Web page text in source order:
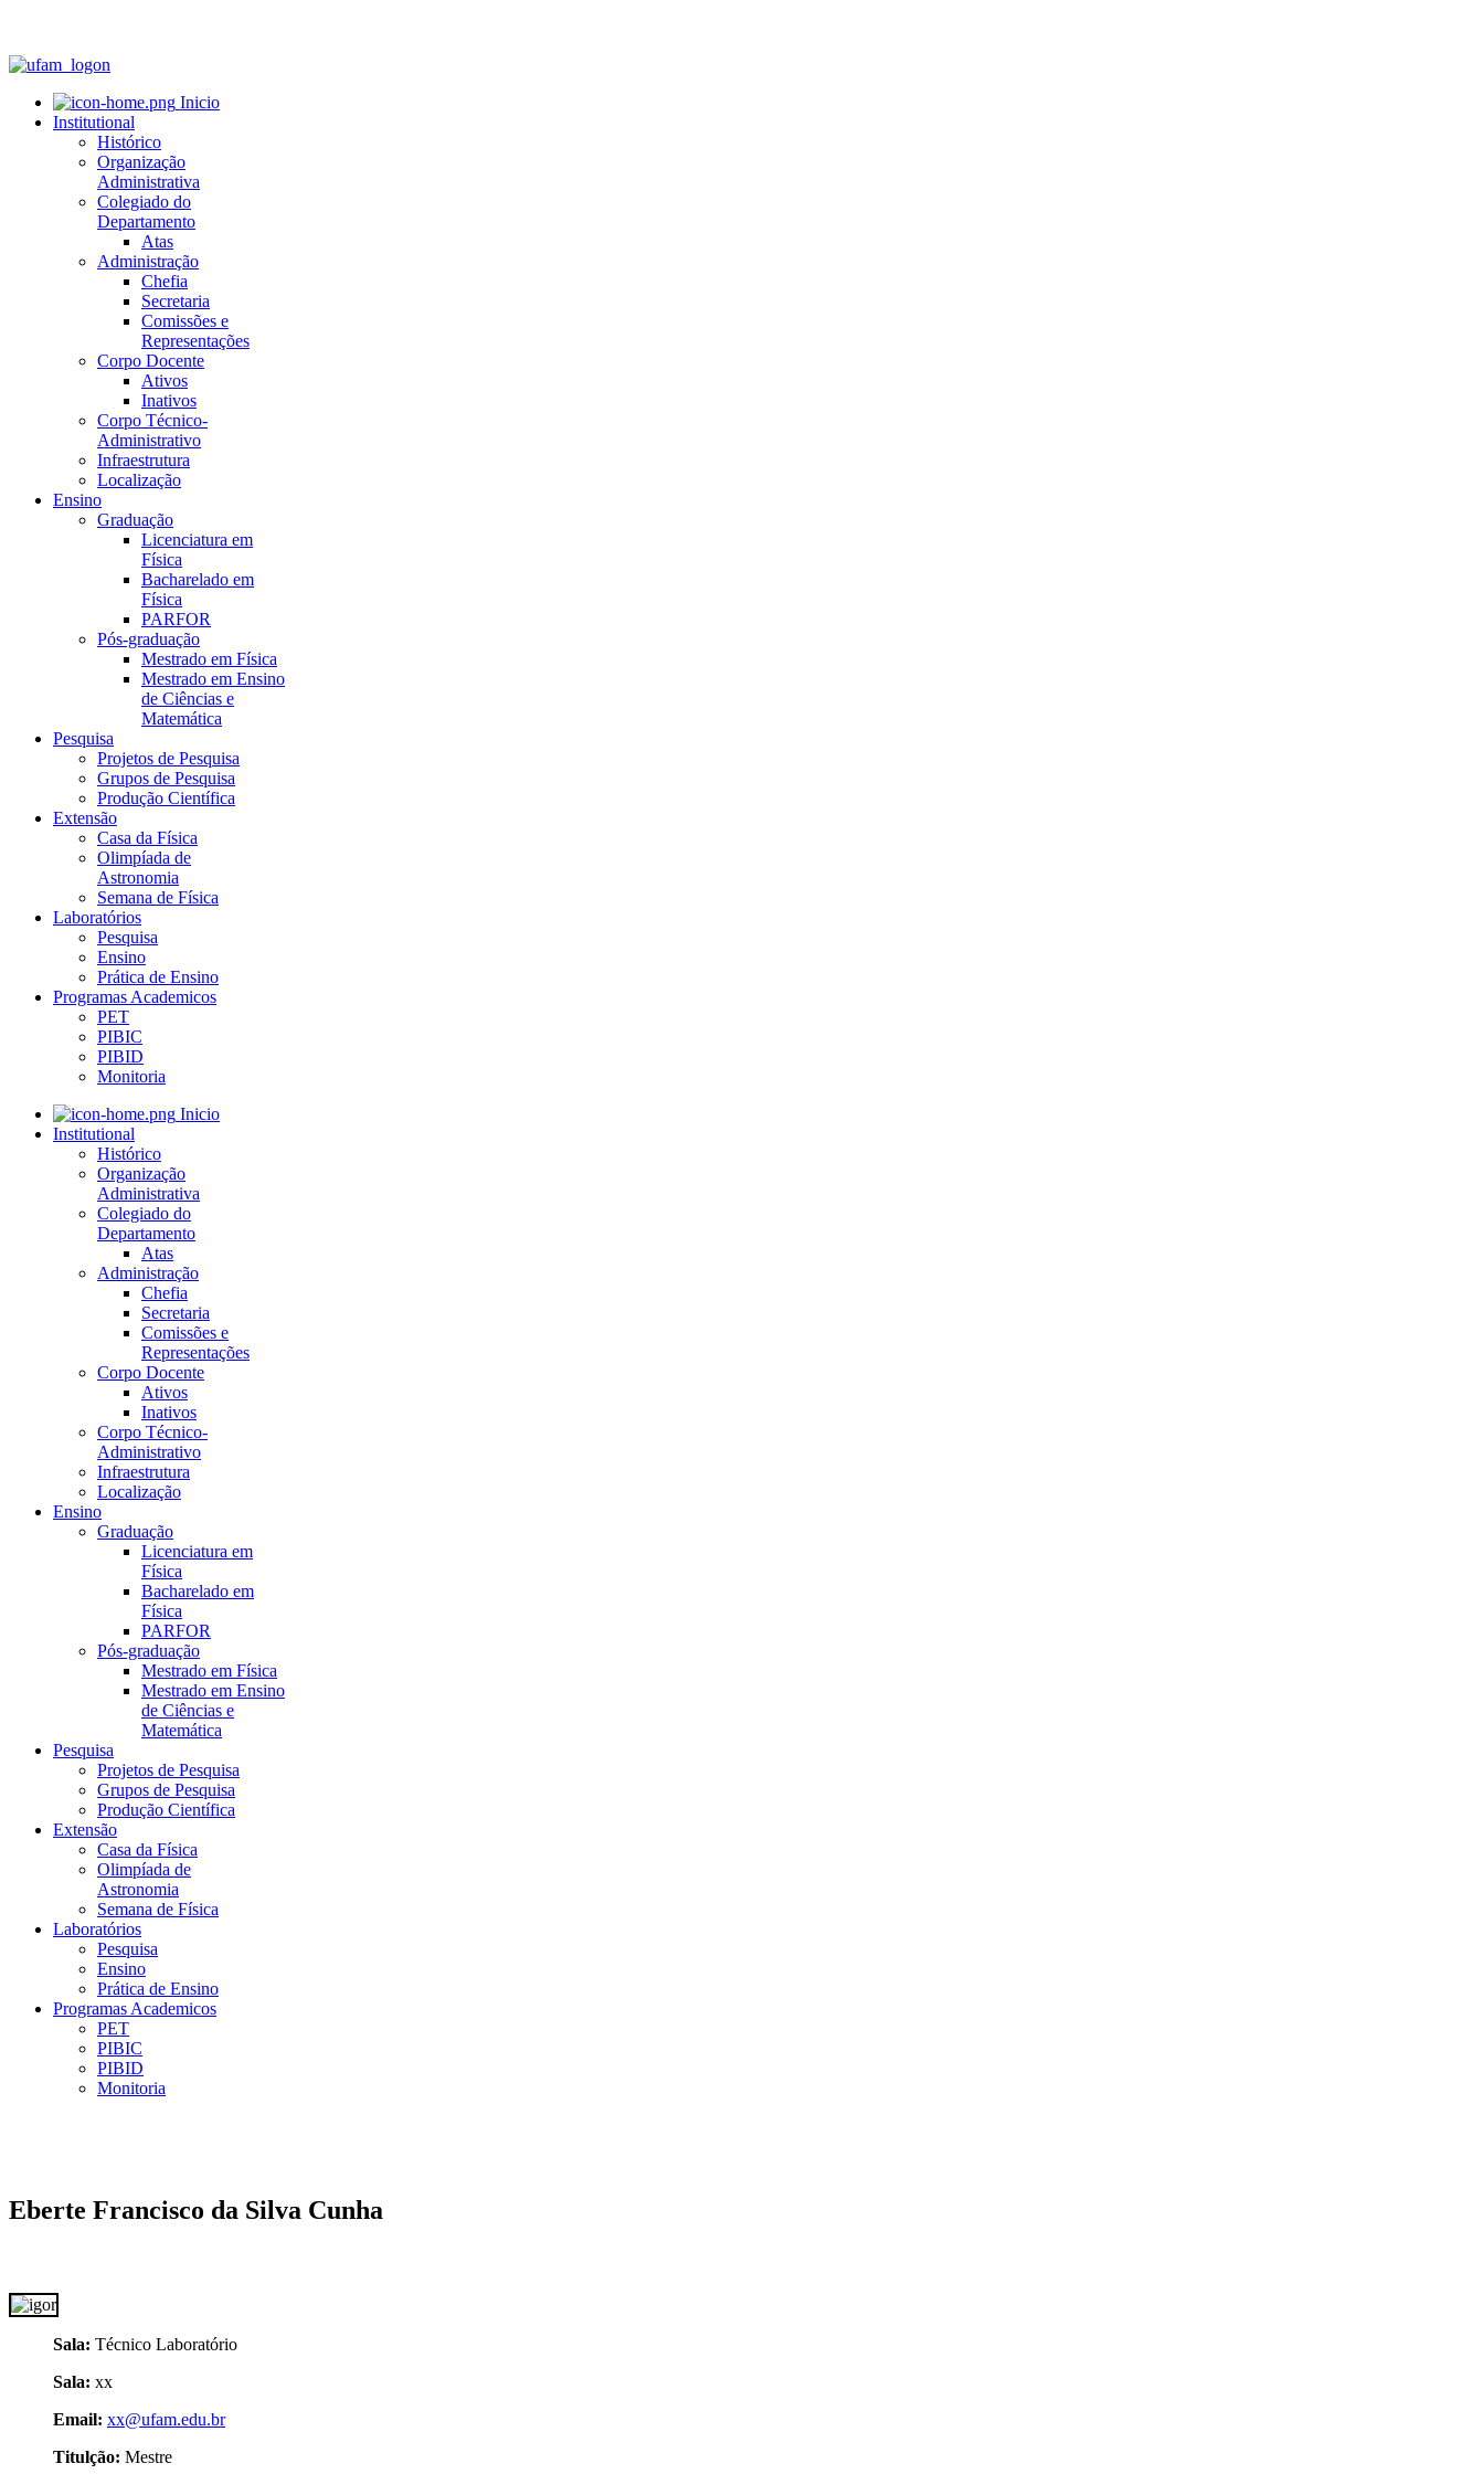
Inicio
Institutional
Histórico
Organização
Administrativa
Colegiado do
Departamento
Atas
Administração
Chefia
Secretaria
Comissões e
Representações
Corpo Docente
Ativos
Inativos
Corpo Técnico-
Administrativo
Infraestrutura
Localização
Ensino
Graduação
Licenciatura em
Física
Bacharelado em
Física
PARFOR
Pós-graduação
Mestrado em Física
Mestrado em Ensino
de Ciências e
Matemática
Pesquisa
Projetos de Pesquisa
Grupos de Pesquisa
Produção Científica
Extensão
Casa da Física
Olimpíada de
Astronomia
Semana de Física
Laboratórios
Pesquisa
Ensino
Prática de Ensino
Programas Academicos
PET
PIBIC
PIBID
Monitoria
Inicio
Institutional
Histórico
Organização
Administrativa
Colegiado do
Departamento
Atas
Administração
Chefia
Secretaria
Comissões e
Representações
Corpo Docente
Ativos
Inativos
Corpo Técnico-
Administrativo
Infraestrutura
Localização
Ensino
Graduação
Licenciatura em
Física
Bacharelado em
Física
PARFOR
Pós-graduação
Mestrado em Física
Mestrado em Ensino
de Ciências e
Matemática
Pesquisa
Projetos de Pesquisa
Grupos de Pesquisa
Produção Científica
Extensão
Casa da Física
Olimpíada de
Astronomia
Semana de Física
Laboratórios
Pesquisa
Ensino
Prática de Ensino
Programas Academicos
PET
PIBIC
PIBID
Monitoria
Eberte Francisco da Silva Cunha
Sala: Técnico Laboratório
Sala: xx
Email: xx@ufam.edu.br
Titulção: Mestre